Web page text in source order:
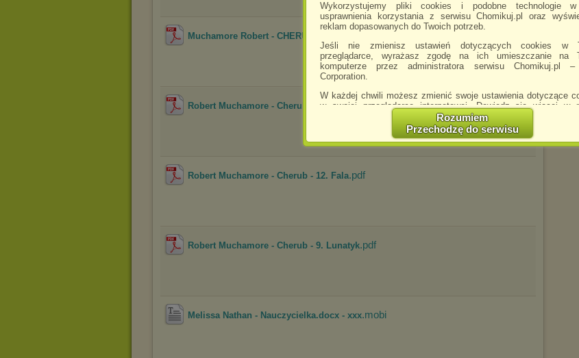
Wykorzystujemy pliki cookies i podobne technologie
usprawnienia korzystania z serwisu Chomikuj.pl oraz
reklam dopasowanych do Twoich potrzeb.
Jeśli nie zmienisz ustawień dotyczących cookies w
przeglądarce, wyrażasz zgodę na ich umieszczanie na
komputerze przez administratora serwisu Chomikuj.pl
Corporation.
W każdej chwili możesz zmienić swoje ustawienia dotyczące
w swojej przeglądarce internetowej. Dowiedz się więcej w
http://chomikuj.pl/
Jednocześnie informujemy że zmiana ustawień przeglądarki
spowodować ograniczenie korzystania ze strony Chomikuj.pl.
prosimy o opuszczenie serwisu chomikuj.pl.
będzie dopasowana do Twoich preferencji, a będzie to
internetowej.
Rozumiem
Przechodzę do serwisu
Muchamore Robert - CHERUB 3 Ucieczka
Robert Muchamore - Cherub 15 - Czarny piątek [2013].pdf
Robert Muchamore - Cherub - 12. Fala.pdf
Robert Muchamore - Cherub - 9. Lunatyk.pdf
Melissa Nathan - Nauczycielka.docx - xxx.mobi